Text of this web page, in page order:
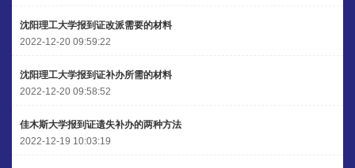
沈阳理工大学报到证改派需要的材料
2022-12-20 09:59:22
沈阳理工大学报到证补办所需的材料
2022-12-20 09:58:52
佳木斯大学报到证遗失补办的两种方法
2022-12-19 10:03:19